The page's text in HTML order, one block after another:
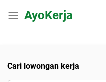
AyoKerja
Cari lowongan kerja